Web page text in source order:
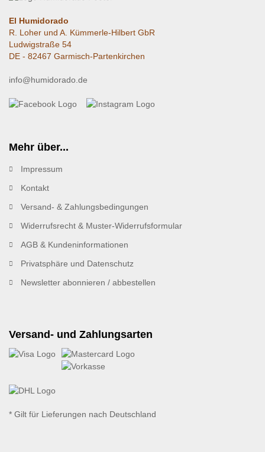
El Humidorado
R. Loher und A. Kümmerle-Hilbert GbR
Ludwigstraße 54
DE - 82467 Garmisch-Partenkirchen
info@humidorado.de
Mehr über...
Impressum
Kontakt
Versand- & Zahlungsbedingungen
Widerrufsrecht & Muster-Widerrufsformular
AGB & Kundeninformationen
Privatsphäre und Datenschutz
Newsletter abonnieren / abbestellen
Versand- und Zahlungsarten
* Gilt für Lieferungen nach Deutschland